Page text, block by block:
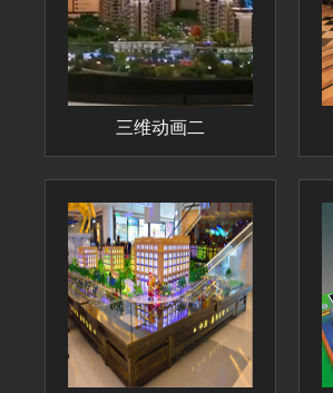
三维动画二